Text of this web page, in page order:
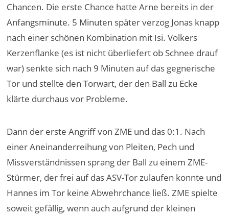
Chancen. Die erste Chance hatte Arne bereits in der
Anfangsminute. 5 Minuten später verzog Jonas knapp
nach einer schönen Kombination mit Isi. Volkers
Kerzenflanke (es ist nicht überliefert ob Schnee drauf
war) senkte sich nach 9 Minuten auf das gegnerische
Tor und stellte den Torwart, der den Ball zu Ecke
klärte durchaus vor Probleme.
Dann der erste Angriff von ZME und das 0:1. Nach
einer Aneinanderreihung von Pleiten, Pech und
Missverständnissen sprang der Ball zu einem ZME-
Stürmer, der frei auf das ASV-Tor zulaufen konnte und
Hannes im Tor keine Abwehrchance ließ. ZME spielte
soweit gefällig, wenn auch aufgrund der kleinen